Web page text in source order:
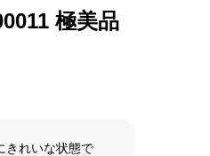
極美品
きれいな状態で